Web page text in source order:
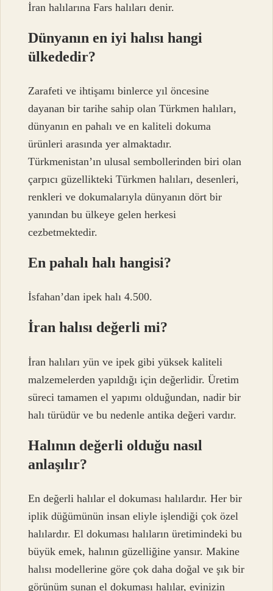
İran halılarına Fars halıları denir.
Dünyanın en iyi halısı hangi
ülkededir?
Zarafeti ve ihtişamı binlerce yıl öncesine
dayanan bir tarihe sahip olan Türkmen halıları,
dünyanın en pahalı ve en kaliteli dokuma
ürünleri arasında yer almaktadır.
Türkmenistan’ın ulusal sembollerinden biri olan
çarpıcı güzellikteki Türkmen halıları, desenleri,
renkleri ve dokumalarıyla dünyanın dört bir
yanından bu ülkeye gelen herkesi
cezbetmektedir.
En pahalı halı hangisi?
İsfahan’dan ipek halı 4.500.
İran halısı değerli mi?
İran halıları yün ve ipek gibi yüksek kaliteli
malzemelerden yapıldığı için değerlidir. Üretim
süreci tamamen el yapımı olduğundan, nadir bir
halı türüdür ve bu nedenle antika değeri vardır.
Halının değerli olduğu nasıl
anlaşılır?
En değerli halılar el dokuması halılardır. Her bir
iplik düğümünün insan eliyle işlendiği çok özel
halılardır. El dokuması halıların üretimindeki bu
büyük emek, halının güzelliğine yansır. Makine
halısı modellerine göre çok daha doğal ve şık bir
görünüm sunan el dokuması halılar, evinizin